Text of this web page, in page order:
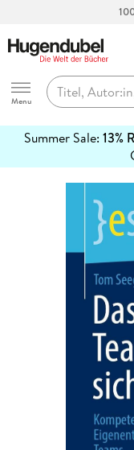
Hugendubel
Menu
Summer Sale: 13%
erfahren